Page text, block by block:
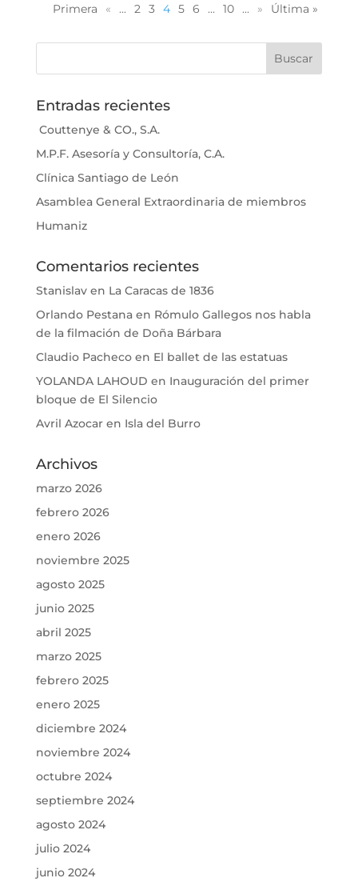
Primera
« ... 2 3 4 5 6 ... 10 ... » Última »
Entradas recientes
Couttenye & CO., S.A.
M.P.F. Asesoría y Consultoría, C.A.
Clínica Santiago de León
Asamblea General Extraordinaria de miembros
Humaniz
Comentarios recientes
Stanislaven La Caracas de 1836
Orlando Pestanaen Rómulo Gallegos nos habla
de la filmación de Doña Bárbara
Claudio Pachecoen El ballet de las estatuas
YOLANDA LAHOUD en Inauguración del primer
bloque de El Silencio
Avril Azocaren Isla del Burro
Archivos
marzo 2026
febrero 2026
enero 2026
noviembre 2025
agosto 2025
junio 2025
abril 2025
marzo 2025
febrero 2025
enero 2025
diciembre 2024
noviembre 2024
octubre 2024
septiembre 2024
agosto 2024
julio 2024
junio 2024